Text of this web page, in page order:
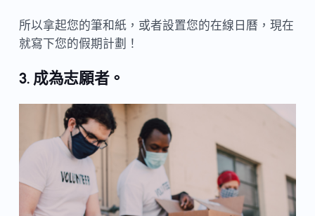
所以拿起您的筆和紙，或者設置您的在線日曆，現在
就寫下您的假期計劃！
3. 成為志願者。